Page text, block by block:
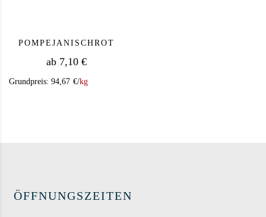
POMPEJANISCHROT
ab 7,10 €
Grundpreis: 94,67 €/kg
ÖFFNUNGSZEITEN